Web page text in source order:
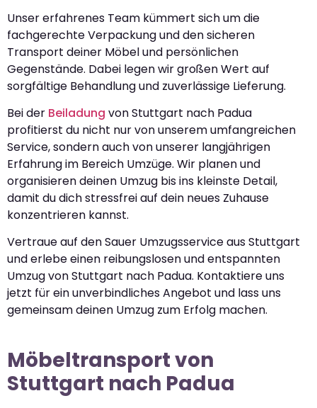
Unser erfahrenes Team kümmert sich um die
fachgerechte Verpackung und den sicheren
Transport deiner Möbel und persönlichen
Gegenstände. Dabei legen wir großen Wert auf
sorgfältige Behandlung und zuverlässige Lieferung.
Bei der Beiladung von Stuttgart nach Padua
profitierst du nicht nur von unserem umfangreichen
Service, sondern auch von unserer langjährigen
Erfahrung im Bereich Umzüge. Wir planen und
organisieren deinen Umzug bis ins kleinste Detail,
damit du dich stressfrei auf dein neues Zuhause
konzentrieren kannst.
Vertraue auf den Sauer Umzugsservice aus Stuttgart
und erlebe einen reibungslosen und entspannten
Umzug von Stuttgart nach Padua. Kontaktiere uns
jetzt für ein unverbindliches Angebot und lass uns
gemeinsam deinen Umzug zum Erfolg machen.
Möbeltransport von
Stuttgart nach Padua